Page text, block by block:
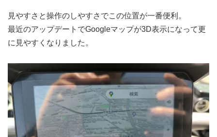
見やすさと操作のしやすさでこの位置が一番便利。
最近のアップデートでGoogleマップが3D表示になって更
に見やすくなりました。